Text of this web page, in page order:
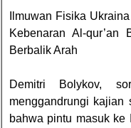
Ilmuwan Fisika
Kebenaran Al-
Berbalik Arah
Demitri Bolykov,
menggandrungi kajian
bahwa pintu masuk ke